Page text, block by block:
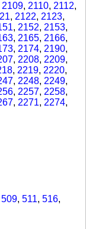
2109, 2110, 2112,
, 2122, 2123,
, 2152, 2153,
, 2165, 2166,
, 2174, 2190,
, 2208, 2209,
, 2219, 2220,
, 2248, 2249,
, 2257, 2258,
, 2271, 2274,
509, 511, 516,